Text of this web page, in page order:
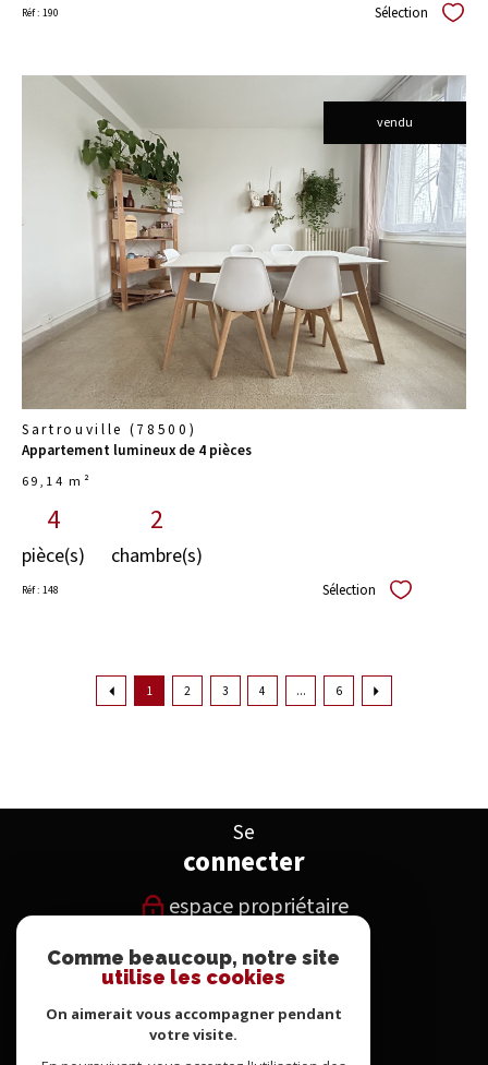
Réf : 190 Sélection
vendu
voir le
bien
Sartrouville (78500)
Appartement lumineux de 4 pièces
69,14 m²
4
pièce(s)
2
chambre(s)
Réf : 148 Sélection Sélectionner
1 2 3 4 ... 6
Se
connecter
espace propriétaire
Nous
suivre
Comme beaucoup, notre site
utilise les cookies
On aimerait vous accompagner pendant
votre visite.